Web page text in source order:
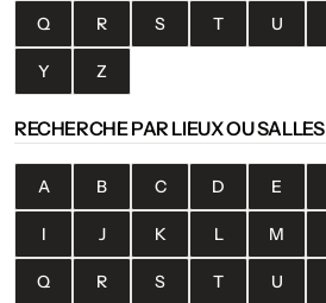
Q R S T U
Y Z
RECHERCHE PAR LIEUX OU SALLES
A B C D E
I J K L M
Q R S T U